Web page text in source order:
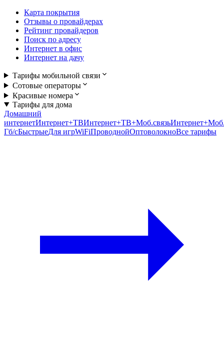
Карта покрытия
Отзывы о провайдерах
Рейтинг провайдеров
Поиск по адресу
Интернет в офис
Интернет на дачу
Тарифы мобильной связи
Сотовые операторы
Красивые номера
Тарифы для дома
Домашний
интернетИнтернет+ТВИнтернет+ТВ+Моб.связь
Гб/cБыстрыеДля игрWiFiПроводнойОптоволокноВсе тарифы